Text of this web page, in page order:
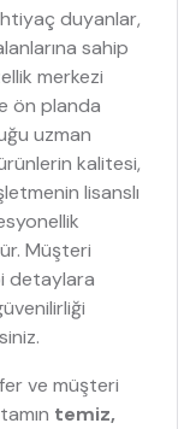
duyanlar,
sahip
merkezi
ön planda
uzman
kalitesi,
lisanslı
Müşteri
detaylara
ve müşteri
temiz,